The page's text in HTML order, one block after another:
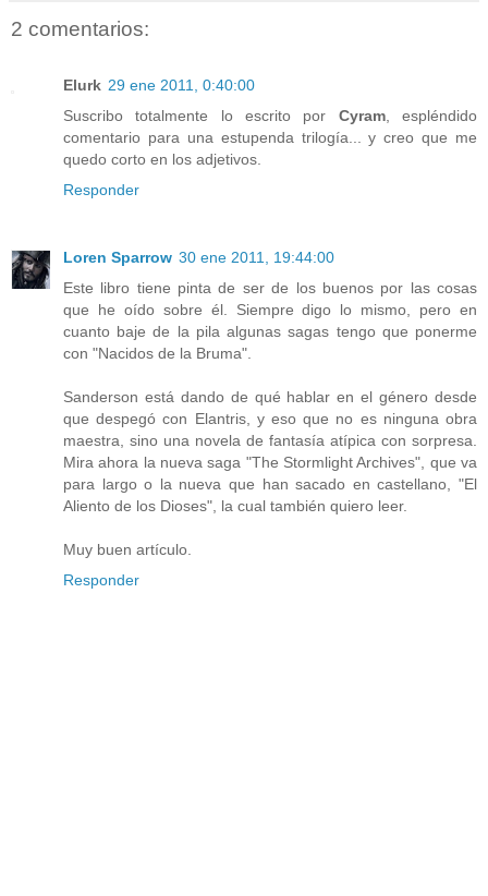
2 comentarios:
Elurk 29 ene 2011, 0:40:00
Suscribo totalmente lo escrito por Cyram, espléndido
comentario para una estupenda trilogía... y creo que me
quedo corto en los adjetivos.
Responder
Loren Sparrow 30 ene 2011, 19:44:00
Este libro tiene pinta de ser de los buenos por las cosas
que he oído sobre él. Siempre digo lo mismo, pero en
cuanto baje de la pila algunas sagas tengo que ponerme
con "Nacidos de la Bruma".
Sanderson está dando de qué hablar en el género desde
que despegó con Elantris, y eso que no es ninguna obra
maestra, sino una novela de fantasía atípica con sorpresa.
Mira ahora la nueva saga "The Stormlight Archives", que va
para largo o la nueva que han sacado en castellano, "El
Aliento de los Dioses", la cual también quiero leer.
Muy buen artículo.
Responder